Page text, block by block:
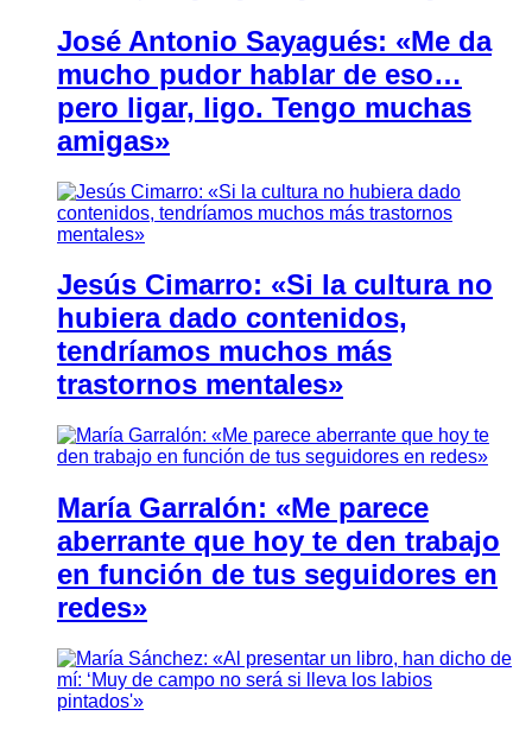
José Antonio Sayagués: «Me da
mucho pudor hablar de eso…
pero ligar, ligo. Tengo muchas
amigas»
Jesús Cimarro: «Si la cultura no
hubiera dado contenidos,
tendríamos muchos más
trastornos mentales»
María Garralón: «Me parece
aberrante que hoy te den trabajo
en función de tus seguidores en
redes»